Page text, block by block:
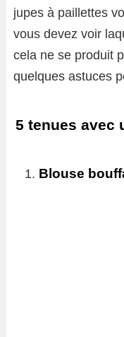
jupes à paillettes
vous devez voir
cela ne se produit
quelques astuces
5 tenues avec
Blouse